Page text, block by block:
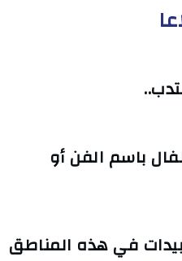
باسم الفن أو
في هذه المناطق